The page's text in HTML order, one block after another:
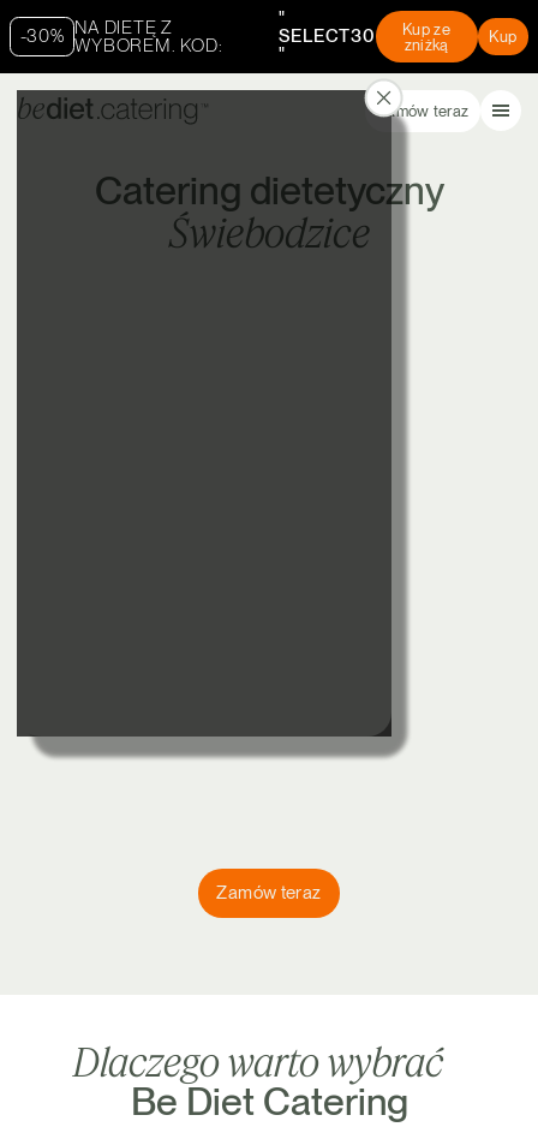
-30% NA DIETĘ Z
WYBOREM. KOD:
"
SELECT30
"
Kup ze
zniżką
Kup
Zamów teraz
Catering dietetyczny
Świebodzice
Zamów teraz
Dlaczego warto wybrać
Be Diet Catering